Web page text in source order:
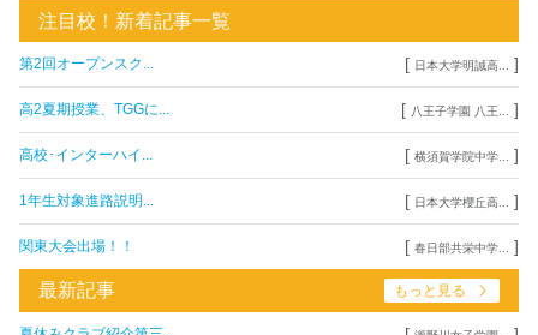
注目校！新着記事一覧
第2回オープンスク... [ 日本大学明誠高... ]
高2夏期授業、TGGに... [ 八王子学園 八王... ]
高校･インターハイ... [ 横須賀学院中学... ]
1年生対象進路説明... [ 日本大学櫻丘高... ]
関東大会出場！！ [ 春日部共栄中学... ]
最新記事 もっと見る